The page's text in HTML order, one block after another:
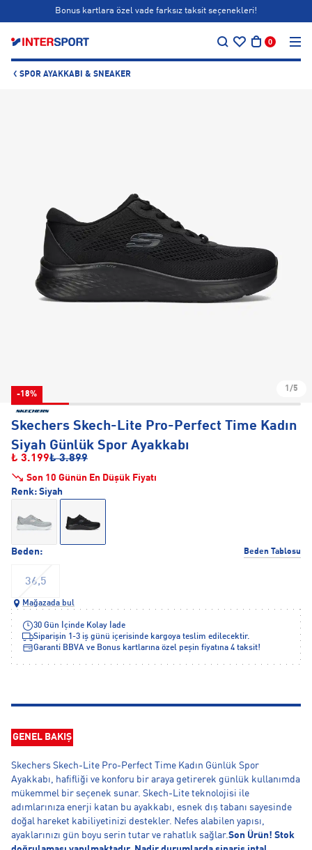
Bonus kartlara özel vade farksız taksit seçenekleri!
0
SPOR AYAKKABI & SNEAKER
-18%
1/5
Skechers Skech-Lite Pro-Perfect Time Kadın
Siyah Günlük Spor Ayakkabı
₺ 3.199₺ 3.899
Son 10 Günün En Düşük Fiyatı
Beden: Beden Tablosu
36,5
Renk: Siyah
Mağazada bul
30 Gün İçinde Kolay İade
Siparişin 1-3 iş günü içerisinde kargoya teslim edilecektir.
Garanti BBVA ve Bonus kartlarına özel peşin fiyatına 4 taksit!
GENEL BAKIŞ
Skechers Skech-Lite Pro-Perfect Time Kadın Günlük Spor
Ayakkabı, hafifliği ve konforu bir araya getirerek günlük kullanımda
mükemmel bir seçenek sunar. Skech-Lite teknolojisi ile
adımlarınıza enerji katan bu ayakkabı, esnek dış tabanı sayesinde
doğal hareket kabiliyetinizi destekler. Nefes alabilen yapısı,
ayaklarınızı gün boyu serin tutar ve rahatlık sağlar.Son Ürün! Stok